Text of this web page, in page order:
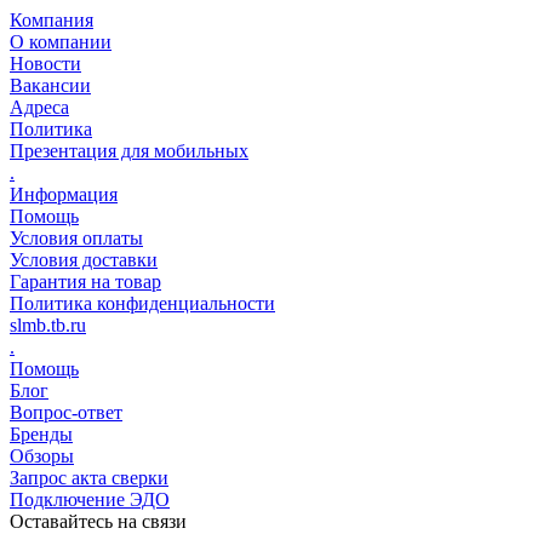
Компания
О компании
Новости
Вакансии
Адреса
Политика
Презентация для мобильных
.
Информация
Помощь
Условия оплаты
Условия доставки
Гарантия на товар
Политика конфиденциальности
slmb.tb.ru
.
Помощь
Блог
Вопрос-ответ
Бренды
Обзоры
Запрос акта сверки
Подключение ЭДО
Оставайтесь на связи